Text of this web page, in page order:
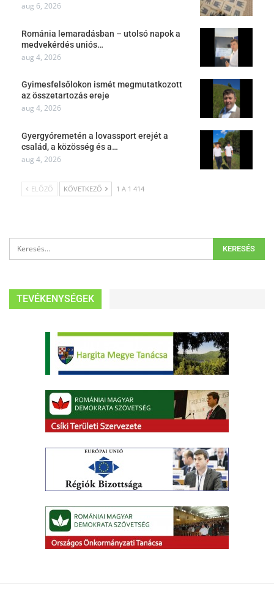
aug 6, 2026
Románia lemaradásban – utolsó napok a
medvekérdés uniós…
aug 4, 2026
Gyimesfelsőlokon ismét megmutatkozott
az összetartozás ereje
aug 4, 2026
Gyergyóremetén a lovassport erejét a
család, a közösség és a…
aug 4, 2026
ELŐZŐ KÖVETKEZŐ 1 A 1 414
TEVÉKENYSÉGEK